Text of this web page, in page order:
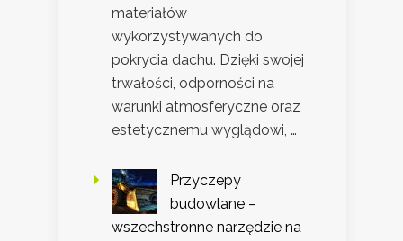
materiałów
wykorzystywanych do
pokrycia dachu. Dzięki swojej
trwałości, odporności na
warunki atmosferyczne oraz
estetycznemu wyglądowi, …
Przyczepy
budowlane –
wszechstronne narzędzie na